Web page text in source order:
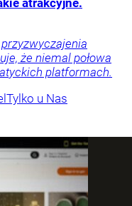
że niemal połowa
platformach.
Tylko u Nas